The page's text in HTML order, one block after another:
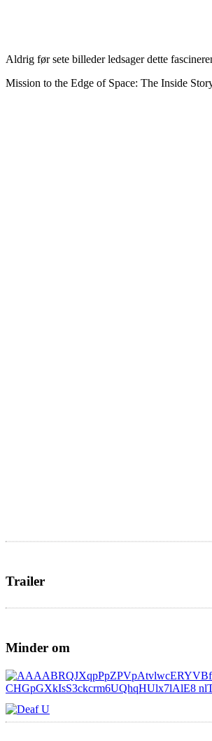
Aldrig før sete billeder ledsager dette
Mission to the Edge of Space: The Inside
Trailer
Minder om